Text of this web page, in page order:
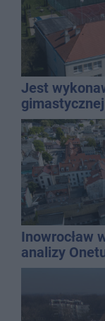
Jest
gimastycznej
Inowrocław
analizy
najbardziej